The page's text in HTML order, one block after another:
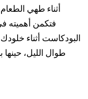
أثناء طهي
فتكمن أهميته
البودكاست أثناء
طوال الليل،